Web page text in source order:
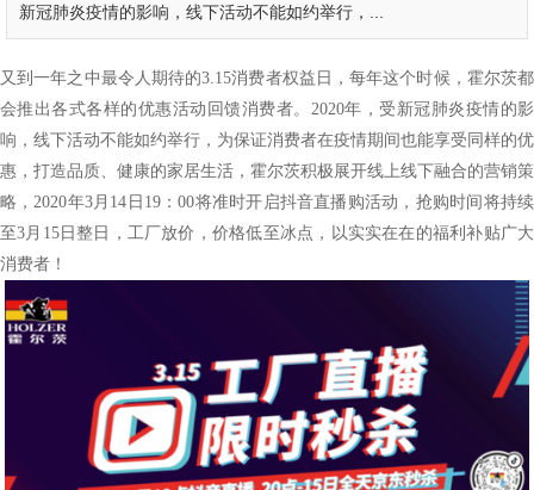
新冠肺炎疫情的影响，线下活动不能如约举行，...
又到一年之中最令人期待的3.15消费者权益日，每年这个时候，霍尔茨都
会推出各式各样的优惠活动回馈消费者。 2020年，受新冠肺炎疫情的影
响，线下活动不能如约举行，为保证消费者在疫情期间也能享受同样的优
惠，打造品质、健康的家居生活，霍尔茨积极展开线上线下融合的营销策
略，2020年3月 14 日 19：00将准时开启抖音直播购活动，抢购时间将持续
至3月 15日整日，工厂放价，价格低至冰点，以实实在在的福利补贴广大
消费者 ！